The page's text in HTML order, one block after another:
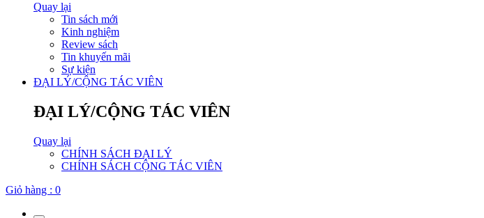
Quay lại
Tin sách mới
Kinh nghiệm
Review sách
Tin khuyến mãi
Sự kiện
ĐẠI LÝ/CỘNG TÁC VIÊN
ĐẠI LÝ/CỘNG TÁC VIÊN
Quay lại
CHÍNH SÁCH ĐẠI LÝ
CHÍNH SÁCH CỘNG TÁC VIÊN
Giỏ hàng : 0